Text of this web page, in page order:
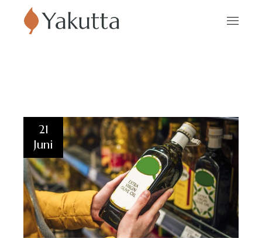
21
Juni